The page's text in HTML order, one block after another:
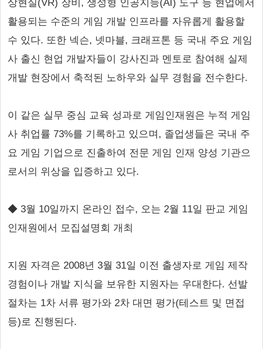
상현실(VR) 장비, 생성형 인공지능(AI) 도구 등 현업에서
활용되는 수준의 게임 개발 인프라를 자유롭게 활용할
수 있다. 또한 넥슨, 넷마블, 크래프톤 등 국내 주요 게임
사 출신 현업 개발자들이 강사진과 멘토로 참여해 실제
개발 현장에서 축적된 노하우와 실무 경험을 전수한다.
이 같은 실무 중심 교육 성과로 게임인재원은 누적 게임
사 취업률 73%를 기록하고 있으며, 졸업생들은 국내 주
요 게임 기업으로 진출하여 전문 게임 인재 양성 기관으
로서의 위상을 입증하고 있다.
◆ 3월 10일까지 온라인 접수, 오는 2월 11일 판교 게임
인재원에서 모집설명회 개최
지원 자격은 2008년 3월 31일 이전 출생자로 게임 제작
경험이나 개발 지식을 보유한 지원자는 우대한다. 선발
절차는 1차 서류 평가와 2차 대면 평가(테스트 및 면접
등)로 진행된다.